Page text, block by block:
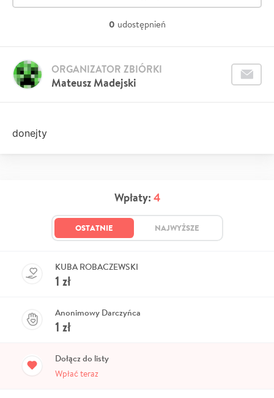
0 udostępnień
Mateusz Madejski
ORGANIZATOR ZBIÓRKI
donejty
Wpłaty: 4
OSTATNIE NAJWYŻSZE
KUBA ROBACZEWSKI
1 zł
Anonimowy Darczyńca
1 zł
Dołącz do listy
Wpłać teraz